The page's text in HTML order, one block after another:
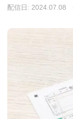
配信日: 2024.07.08